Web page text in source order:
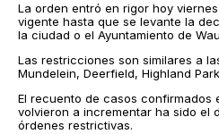
La orden entró en rigor hoy
vigente hasta que se levante la
la ciudad o el Ayuntamiento de
Las restricciones son similares a
Mundelein, Deerfield, Highland
El recuento de casos confirmados
volvieron a incrementar ha sido el
órdenes restrictivas.